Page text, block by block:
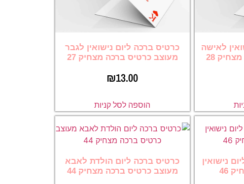
לאישה
28
כרטיס ברכה ליום נישואין לגבר
מעוצב כרטיס ברכה מצחיק 27
₪13.00
הוספה לסל קניות
נישואין
46
כרטיס ברכה ליום הולדת לאבא
מעוצב כרטיס ברכה מצחיק 44